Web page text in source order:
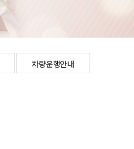
차량운행안내